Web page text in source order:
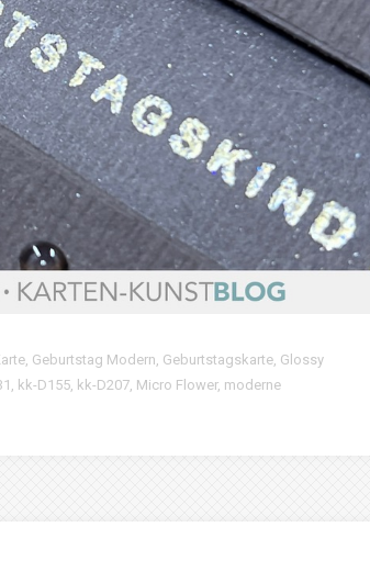
, Geburtstag Modern, Geburtstagskarte, Glossy
, kk-D155, kk-D207, Micro Flower, moderne